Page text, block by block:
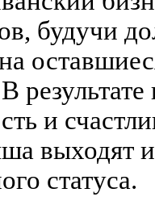
будучи
и
выходят
статуса.